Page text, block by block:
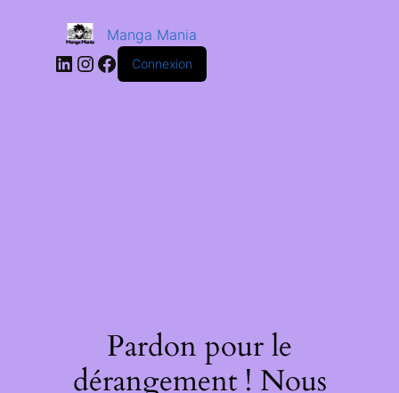
Manga Mania
Connexion
Pardon pour le
dérangement ! Nous